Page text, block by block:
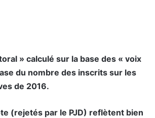
» calculé sur la base des « voix
du nombre des inscrits sur les
de 2016.
(rejetés par le PJD) reflètent bien